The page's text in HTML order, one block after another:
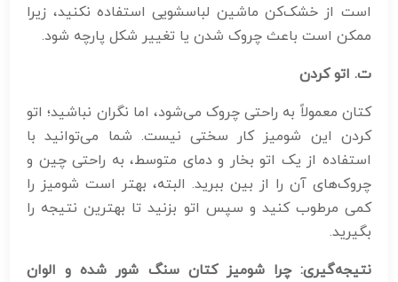
است از خشک‌کن ماشین لباسشویی استفاده نکنید، زیرا
ممکن است باعث چروک شدن یا تغییر شکل پارچه شود.
ت. اتو کردن
کتان معمولاً به راحتی چروک می‌شود، اما نگران نباشید؛ اتو
کردن این شومیز کار سختی نیست. شما می‌توانید با
استفاده از یک اتو بخار و دمای متوسط، به راحتی چین و
چروک‌های آن را از بین ببرید. البته، بهتر است شومیز را
کمی مرطوب کنید و سپس اتو بزنید تا بهترین نتیجه را
بگیرید.
نتیجه‌گیری: چرا شومیز کتان سنگ شور شده و الوان